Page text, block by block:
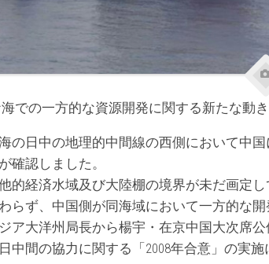
での一方的な資源開発に関する新たな動
の日中の地理的中間線の西側において中
確認しました。
的経済水域及び大陸棚の境界が未だ画定
らず、中国側が同海域において一方的な
ア大洋州局長から楊宇・在京中国大次席
中間の協力に関する「2008年合意」の実